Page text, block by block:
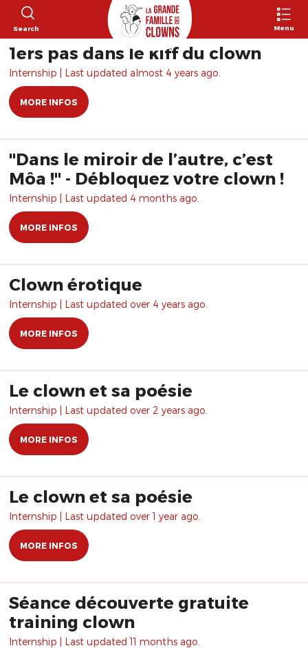
Search Menu
1ers pas dans le kiff du clown
Internship | Last updated almost 4 years ago.
MORE INFOS
"Dans le miroir de l’autre, c’est
Môa !" - Débloquez votre clown !
Internship | Last updated 4 months ago.
MORE INFOS
Clown érotique
Internship | Last updated over 4 years ago.
MORE INFOS
Le clown et sa poésie
Internship | Last updated over 2 years ago.
MORE INFOS
Le clown et sa poésie
Internship | Last updated over 1 year ago.
MORE INFOS
Séance découverte gratuite
training clown
Internship | Last updated 11 months ago.